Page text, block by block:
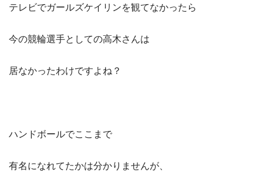
テレビでガールズケイリンを観てなかったら
今の競輪選手としての高木さんは
居なかったわけですよね？
ハンドボールでここまで
有名になれてたかは分かりませんが、